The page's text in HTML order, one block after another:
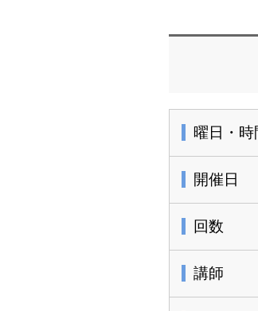
曜日・時
開催日
回数
講師